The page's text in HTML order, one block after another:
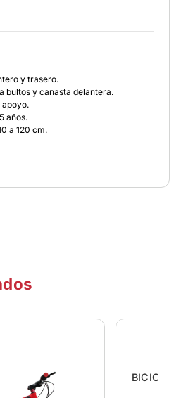
y trasero.
bultos y canasta delantera.
apoyo.
años.
a 120 cm.